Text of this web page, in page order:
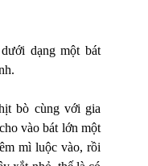
dạng một bát
bò cùng với gia
vào bát lớn một
mì luộc vào, rồi